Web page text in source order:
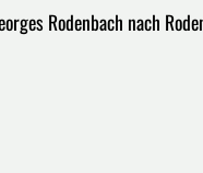
Rodenbach nach